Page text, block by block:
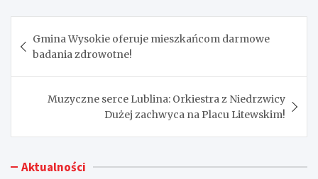
wpisu
Gmina Wysokie oferuje mieszkańcom darmowe
badania zdrowotne!
Muzyczne serce Lublina: Orkiestra z Niedrzwicy
Dużej zachwyca na Placu Litewskim!
Aktualności